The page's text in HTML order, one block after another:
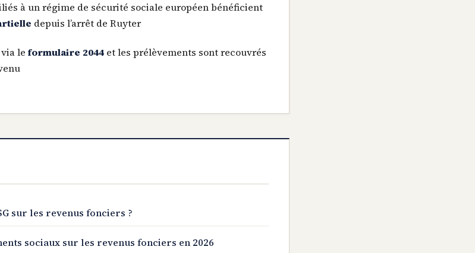
à un régime de sécurité sociale européen bénéficient
depuis l’arrêt de Ruyter
le formulaire 2044et les prélèvements sont recouvrés
sur les revenus fonciers ?
sociaux sur les revenus fonciers en 2026